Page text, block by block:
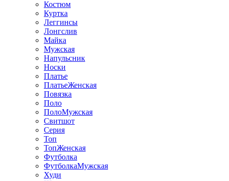
Костюм
Куртка
Леггинсы
Лонгслив
Майка
Мужская
Напульсник
Носки
Платье
ПлатьеЖенская
Повязка
Поло
ПолоМужская
Свитшот
Серия
Топ
ТопЖенская
Футболка
ФутболкаМужская
Худи